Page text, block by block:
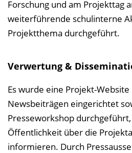
Forschung und am Projekttag
weiterführende schulinterne
Projektthema durchgeführt.
Verwertung &
Es wurde eine Projekt-
Newsbeiträgen eingerichtet
Presseworkshop
Öffentlichkeit über die
informieren. Durch